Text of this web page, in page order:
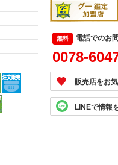
電話でのお
0078-
販売店をお
LINEで情報